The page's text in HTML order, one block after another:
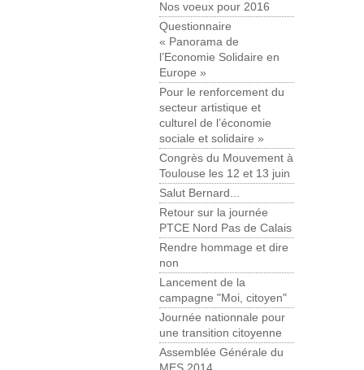
Nos voeux pour 2016
Questionnaire
« Panorama de
l’Economie Solidaire en
Europe »
Pour le renforcement du
secteur artistique et
culturel de l’économie
sociale et solidaire »
Congrès du Mouvement à
Toulouse les 12 et 13 juin
Salut Bernard...
Retour sur la journée
PTCE Nord Pas de Calais
Rendre hommage et dire
non
Lancement de la
campagne "Moi, citoyen"
Journée nationnale pour
une transition citoyenne
Assemblée Générale du